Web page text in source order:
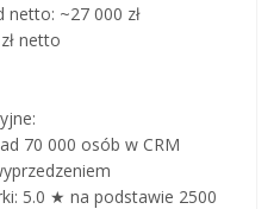
netto: ~27 000 zł
netto
70 000 osób w CRM
5.0 ★ na podstawie 2500